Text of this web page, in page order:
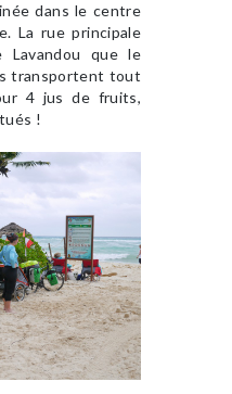
dans le centre
La rue principale
Lavandou que le
transportent tout
4 jus de fruits,
!